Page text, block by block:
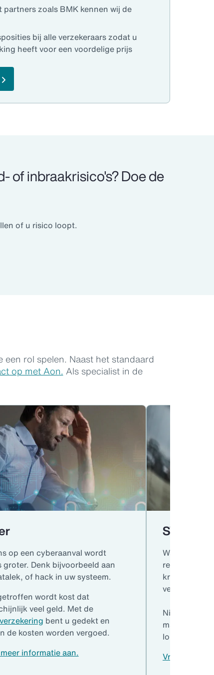
partners zoals BMK kennen wij de
bij alle verzekeraars zodat u
heeft voor een voordelige prijs
of inbraakrisico's? Doe de
of u risico loopt.
rol spelen. Naast het standaard
op met Aon. Als specialist in de
op een cyberaanval wordt
groter. Denk bijvoorbeeld aan
of hack in uw systeem.
wordt kost dat
veel geld. Met de
bent u gedekt en
de kosten worden vergoed.
informatie aan.
SVV
Wat als uw
reizen en
krijgen? Met
vergoed.
Niet alleen
maar ook
lopend, of
Vraag meer